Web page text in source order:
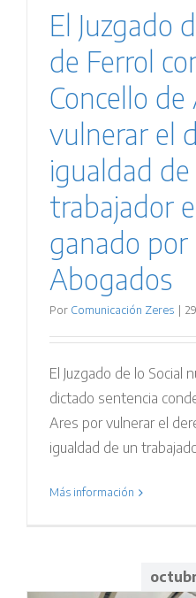
El Juzgado
de Ferrol
Concello
vulnerar el
igualdad
trabajador
ganado por
Abogados
Por Comunicación Zeres |
El Juzgado de lo Social
dictado sentencia
Ares por vulnerar el
igualdad de un
Más información